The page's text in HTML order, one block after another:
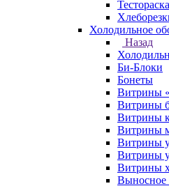
Холодильное
Назад
Би-Блоки
Бонеты
Витрины
Витрины
Витрины
Витрины
Витрины
Витрины
Витрины
Выносное